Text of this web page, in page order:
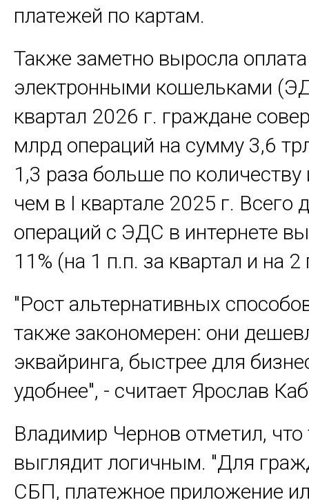
платежей по картам.
Также заметно выросла
электронными кошельками
квартал 2026 г. граждане
млрд операций на сумму 3,6
1,3 раза больше по
чем в I квартале 2025 г. Всего
операций с ЭДС в интернете
11% (на 1 п.п. за квартал и на 2
"Рост альтернативных
также закономерен: они
эквайринга, быстрее для
удобнее", - считает Ярослав
Владимир Чернов отметил, что
выглядит логичным. "Для
СБП, платежное приложение